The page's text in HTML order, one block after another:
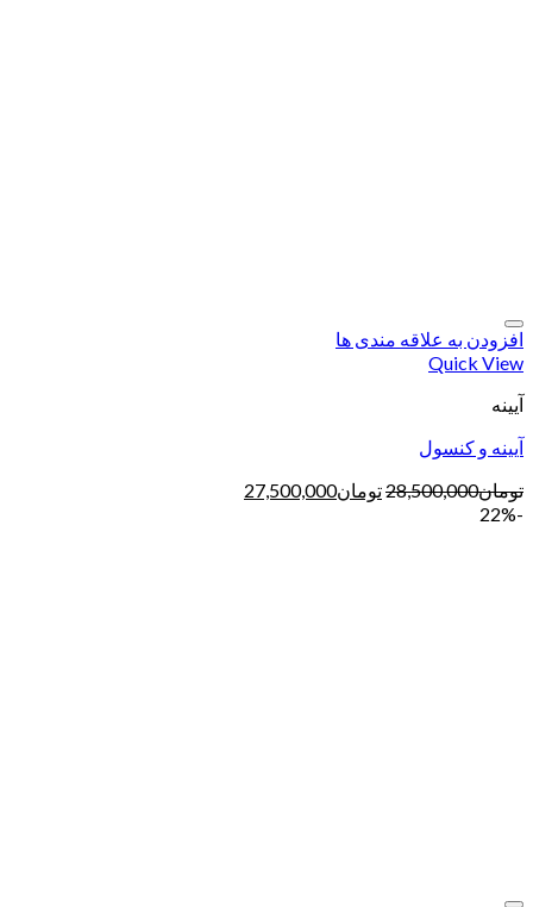
افزودن به علاقه مندی ها
Quick View
آیینه
آیینه و کنسول
تومان28,500,000تومان27,500,000
-22%